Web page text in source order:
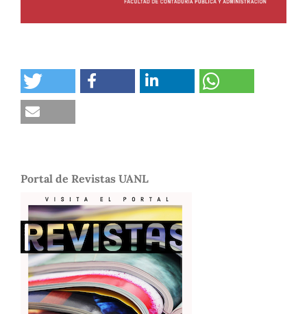
Portal de Revistas UANL